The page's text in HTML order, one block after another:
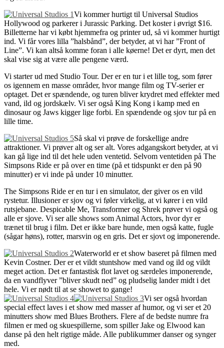
Vi kommer hurtigt til Universal Studios
Hollywood og parkerer i Jurassic Parking. Det koster i øvrigt $16.
Billetterne har vi købt hjemmefra og printer ud, så vi kommer hurtigt
ind. Vi får vores lilla ”halsbånd”, der betyder, at vi har ”Front of
Line”. Vi kan altså komme foran i alle køerne! Det er dyrt, men det
skal vise sig at være alle pengene værd.
Vi starter ud med Studio Tour. Der er en tur i et lille tog, som fører
os igennem en masse områder, hvor mange film og TV-serier er
optaget. Det er spændende, og turen bliver krydret med effekter med
vand, ild og jordskælv. Vi ser også King Kong i kamp med en
dinosaur og Jaws kigger lige forbi. En spændende og sjov tur på en
lille time.
Så skal vi prøve de forskellige andre
attraktioner. Vi prøver alt og ser alt. Vores adgangskort betyder, at vi
kan gå lige ind til det hele uden ventetid. Selvom ventetiden på The
Simpsons Ride er på over en time (på et tidspunkt er den på 90
minutter) er vi inde på under 10 minutter.
The Simpsons Ride er en tur i en simulator, der giver os en vild
rystetur. Illusioner er sjov og vi føler virkelig, at vi kører i en vild
rutsjebane. Despicable Me, Transformer og Shrek prøver vi også og
alle er sjove. Vi ser alle shows som Animal Actors, hvor dyr er
trænet til brug i film. Det er ikke bare hunde, men også katte, fugle
(sågar høns), rotter, marsvin og en gris. Det er sjovt og imponerende.
Waterworld er et show baseret på filmen med
Kevin Costner. Der er et vildt stuntshow med vand og ild og vildt
meget action. Det er fantastisk flot lavet og særdeles imponerende,
da en vandflyver ”bliver skudt ned” og pludselig lander midt i det
hele. Vi er nødt til at se showet to gange!
Vi ser også hvordan
special effect laves i et show med masser af humor, og vi ser et 20
minutters show med Blues Brothers. Flere af de bedste numre fra
filmen er med og skuespillerne, som spiller Jake og Elwood kan
danse på den helt rigtige måde. Alle publikummer danser og synger
med.